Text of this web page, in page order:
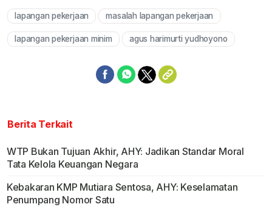
lapangan pekerjaan masalah lapangan pekerjaan
lapangan pekerjaan minim agus harimurti yudhoyono
Berita Terkait
WTP Bukan Tujuan Akhir, AHY: Jadikan Standar Moral
Tata Kelola Keuangan Negara
Kebakaran KMP Mutiara Sentosa, AHY: Keselamatan
Penumpang Nomor Satu